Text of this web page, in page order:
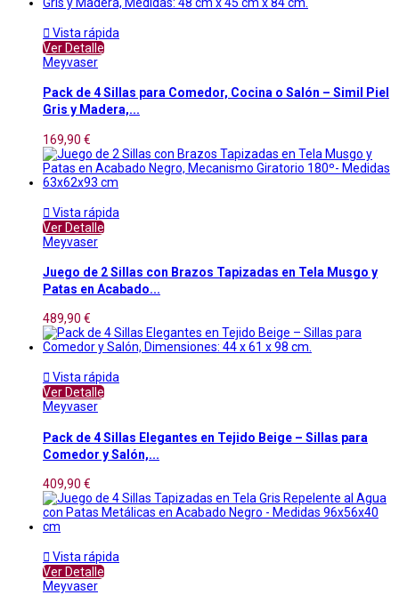
 Vista rápida
Ver Detalle
Meyvaser
Pack de 4 Sillas para Comedor, Cocina o Salón – Simil Piel
Gris y Madera,...
169,90 €
 Vista rápida
Ver Detalle
Meyvaser
Juego de 2 Sillas con Brazos Tapizadas en Tela Musgo y
Patas en Acabado...
489,90 €
 Vista rápida
Ver Detalle
Meyvaser
Pack de 4 Sillas Elegantes en Tejido Beige – Sillas para
Comedor y Salón,...
409,90 €
 Vista rápida
Ver Detalle
Meyvaser